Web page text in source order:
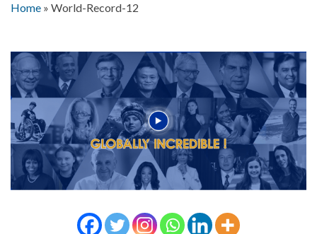
Home » World-Record-12